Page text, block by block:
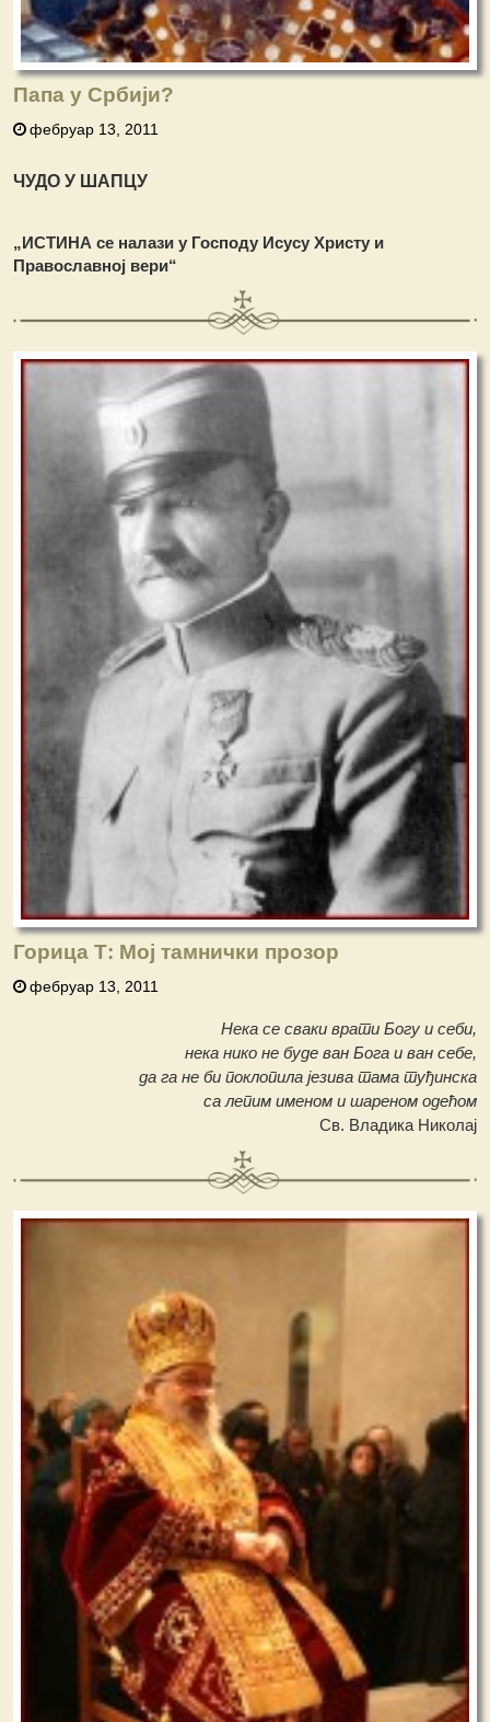
Папа у Србији?
фебруар 13, 2011
ЧУДО У ШАПЦУ
„ИСТИНА се налази у Господу Исусу Христу и
Православној вери“
Горица Т: Мој тамнички прозор
фебруар 13, 2011
Нека се сваки врати Богу и себи,
нека нико не буде ван Бога и ван себе,
да га не би поклопила језива тама туђинска
са лепим именом и шареном одећом
Св. Владика Николај